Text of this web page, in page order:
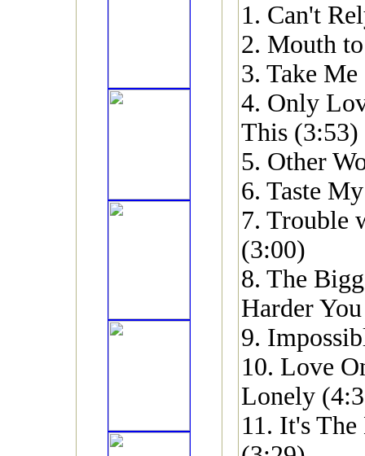
1. Can't
2. Mouth
3. Take
4. Only
This (3:53)
5. Other
6. Taste
7. Trouble
(3:00)
8. The
Harder
9.
10. Love
Lonely
11. It's